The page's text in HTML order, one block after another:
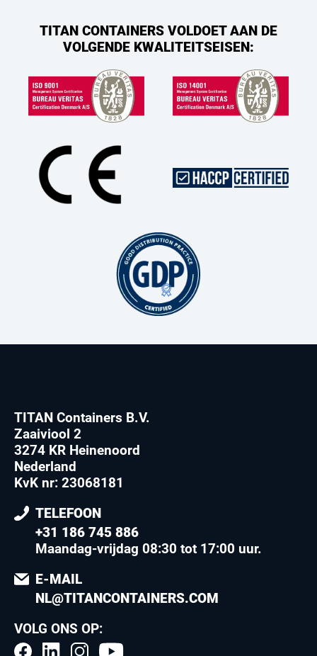
TITAN CONTAINERS VOLDOET AAN DE
VOLGENDE KWALITEITSEISEN:
TITAN Containers B.V.
Zaaiviool 2
3274 KR Heinenoord
Nederland
KvK nr: 23068181
TELEFOON
+31 186 745 886
Maandag-vrijdag 08:30 tot 17:00 uur.
E-MAIL
NL@TITANCONTAINERS.COM
VOLG ONS OP: